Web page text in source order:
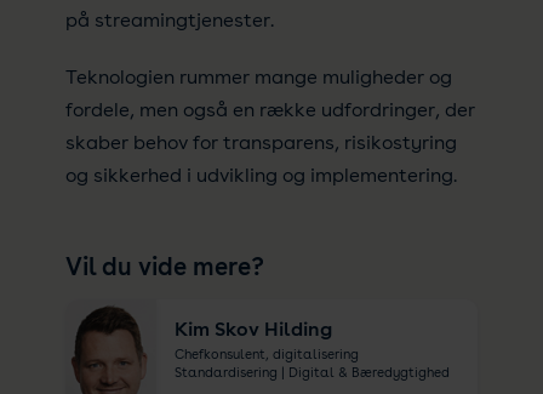
på streamingtjenester.
Teknologien rummer mange muligheder og
fordele, men også en række udfordringer, der
skaber behov for transparens, risikostyring
og sikkerhed i udvikling og implementering.
Vil du vide mere?
Kim Skov Hilding
Chefkonsulent, digitalisering
Standardisering | Digital & Bæredygtighed